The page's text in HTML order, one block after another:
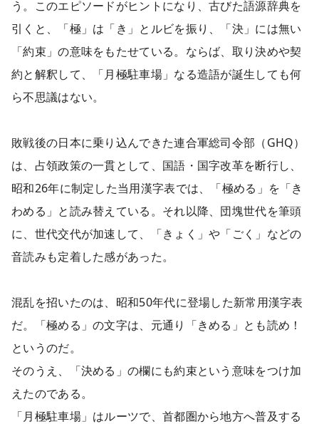
う。このエピソードがヒントになり、古びた語源辞典を
引くと、「極」は「き」とルビを振り、「決」には無い
「約束」の意味をもたせている。ならば、取り決めや契
約と解釈して、「月極駐車場」なる造語が誕生しても何
ら不思議はない。
敗戦後の日本に乗り込んできた連合軍総司令部（GHQ）
は、占領政策の一貫として、国語・国字改革を断行し、
昭和26年に制定した当用漢字表では、「極める」を「き
わめる」と読み替えている。それ以降、団塊世代を筆頭
に、世代交代が加速して、「きょく」や「ごく」などの
音読みも定着した感があった。
混乱を招いたのは、昭和50年代に登場した新常用漢字表
だ。「極める」の文字は、元通り「きめる」とも読め！
というのだ。
そのうえ、「決める」の欄にも約束という意味をつけ加
えたのである。
「月極駐車場」はルーツで、首都圏から地方へ普及する